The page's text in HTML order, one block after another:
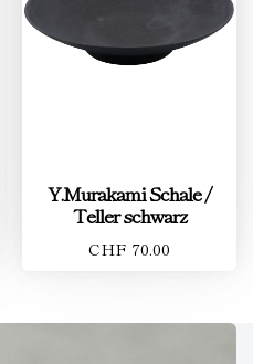
Y.Murakami Schale /
Teller schwarz
CHF 70.00